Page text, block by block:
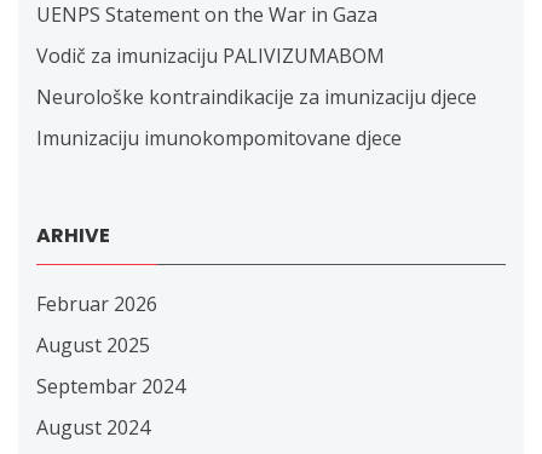
UENPS Statement on the War in Gaza
Vodič za imunizaciju PALIVIZUMABOM
Neurološke kontraindikacije za imunizaciju djece
Imunizaciju imunokompomitovane djece
ARHIVE
Februar 2026
August 2025
Septembar 2024
August 2024